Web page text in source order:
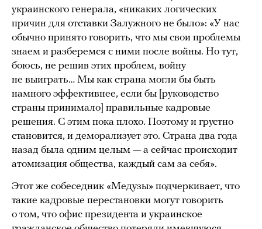
украинского генерала, «никаких логических
причин для отставки Залужного не было»: «У нас
обычно принято говорить, что мы свои проблемы
знаем и разберемся с ними после войны. Но тут,
боюсь, не решив этих проблем, войну
не выиграть… Мы как страна могли бы быть
намного эффективнее, если бы [руководство
страны принимало] правильные кадровые
решения. С этим пока плохо. Поэтому и грустно
становится, и деморализует это. Страна два года
назад была одним целым — а сейчас происходит
атомизация общества, каждый сам за себя».
Этот же собеседник «Медузы» подчеркивает, что
такие кадровые перестановки могут говорить
о том, что офис президента и украинское